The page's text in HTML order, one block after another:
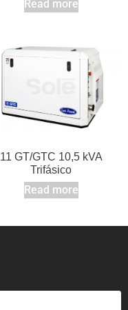
Read more
11 GT/GTC 10,5 kVA
Trifásico
Read more